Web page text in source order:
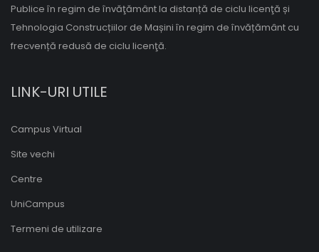
Publice în regim de învăţământ la distanță de ciclu licenţă și
Tehnologia Construcțiilor de Mașini în regim de învățământ cu
frecvență redusă de ciclu licenţă.
LINK-URI UTILE
Campus Virtual
Site vechi
Centre
UniCampus
Termeni de utilizare